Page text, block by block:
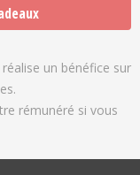
un bénéfice sur
rémunéré si vous